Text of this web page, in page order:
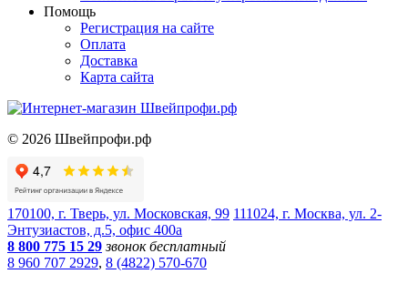
Помощь
Регистрация на сайте
Оплата
Доставка
Карта сайта
© 2026 Швейпрофи.рф
170100, г. Тверь, ул. Московская, 99 111024, г. Москва, ул. 2-
Энтузиастов, д.5, офис 400а
8 800 775 15 29 звонок бесплатный
8 960 707 2929, 8 (4822) 570-670